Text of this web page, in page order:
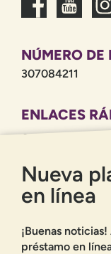
NÚMERO DE
307084211
ENLACES
CARRERAS
MAPA DEL SITIO
ACCESO
Nueva
en línea
¡Buenas
préstamo en